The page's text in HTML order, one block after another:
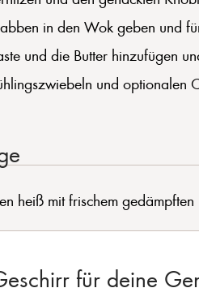
in den Wok geben und
und die Butter hinzufügen
und optionalen
heiß mit frischem
für deine